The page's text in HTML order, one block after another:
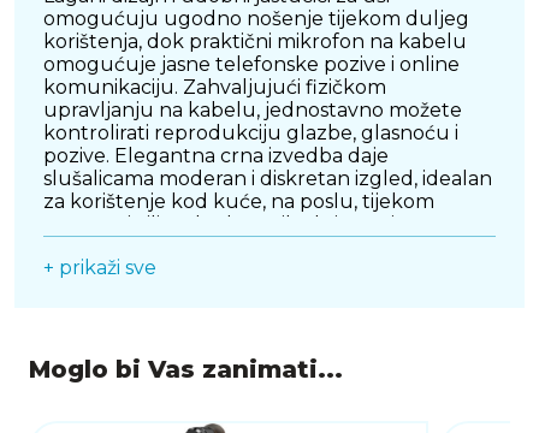
omogućuju ugodno nošenje tijekom duljeg
korištenja, dok praktični mikrofon na kabelu
omogućuje jasne telefonske pozive i online
komunikaciju. Zahvaljujući fizičkom
upravljanju na kabelu, jednostavno možete
kontrolirati reprodukciju glazbe, glasnoću i
pozive. Elegantna crna izvedba daje
slušalicama moderan i diskretan izgled, idealan
za korištenje kod kuće, na poslu, tijekom
JBL Tune 530C predstavljaju odličan izbor za
potrebnom za svakodnevnu upotrebu.
+ prikaži sve
Moglo bi Vas zanimati...